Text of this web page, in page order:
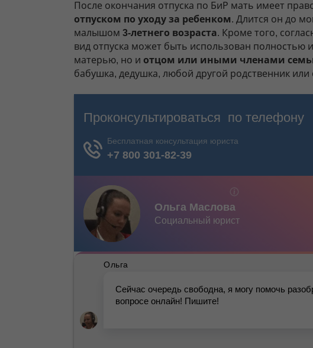
После окончания отпуска по БиР мать имеет
отпуском по уходу за ребенком. Длится он до
малышом 3-летнего возраста. Кроме того,
вид отпуска может быть использован полностью
матерью, но и отцом или иными членами
бабушка, дедушка, любой другой родственник или